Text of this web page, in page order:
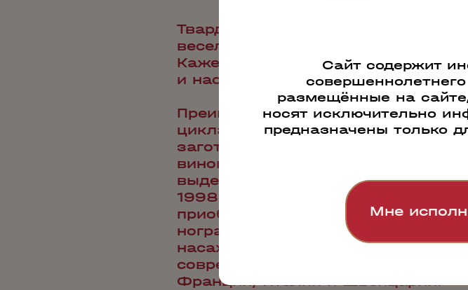
Твардица, родина коньяков
веселых и добрых людей, край
Кажется, что солнце
и насыщает своей любовью
Преимущество Дома
цикла произ­водства: от
заготовки и пере­работки
виноматериалы для
выдержки коньячных спиртов и
1998 году была произведена
приобретенных во Франции, и
ноградных плантаций
насаждений составила
современным оборудованием,
Франции, Италии и Швейцарии.
Сайт содержит
размещённые на
носят исключительно
предназначены только
Мне